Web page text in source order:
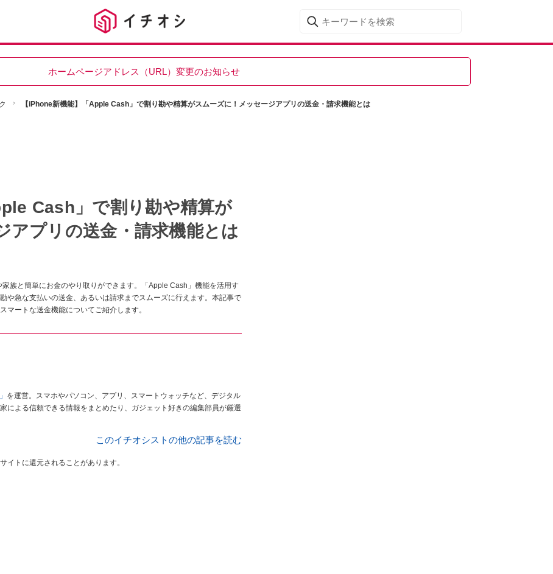
ホームページアドレス（URL）変更のお知らせ
【iPhone新機能】「Apple Cash」で割り勘や精算がスムーズに！メッセージアプリの送金・請求機能とは
Cash」で割り勘や精算が
アプリの送金・請求機能とは
族と簡単にお金のやり取りができます。「Apple Cash」機能を活用す
や急な支払いの送金、あるいは請求までスムーズに行えます。本記事で
マートな送金機能についてご紹介します。
を運営。スマホやパソコン、アプリ、スマートウォッチなど、デジタル
による信頼できる情報をまとめたり、ガジェット好きの編集部員が厳選
このイチオシストの他の記事を読む
トに還元されることがあります。